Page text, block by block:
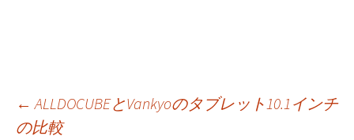
投
← ALLDOCUBEとVankyoのタブレット10.1インチ
の比較